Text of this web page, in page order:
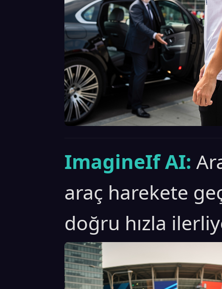
ImagineIf AI:
araç harekete
doğru hızla